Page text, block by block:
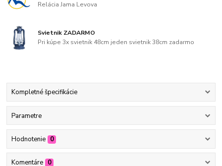
Relácia Jama Levova
Svietnik ZADARMO
Pri kúpe 3x svietnik 48cm jeden svietnik 38cm zadarmo
Kompletné špecifikácie
Parametre
Hodnotenie 0
Komentáre 0